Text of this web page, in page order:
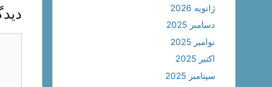
ژانویه 2026
دسامبر 2025
نوامبر 2025
اکتبر 2025
سپتامبر 2025